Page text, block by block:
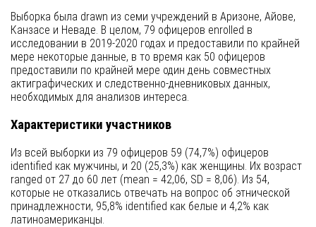
Выборка была drawn из семи учреждений в Аризоне, Айове,
Канзасе и Неваде. В целом, 79 офицеров enrolled в
исследовании в 2019-2020 годах и предоставили по крайней
мере некоторые данные, в то время как 50 офицеров
предоставили по крайней мере один день совместных
актиграфических и следственно-дневниковых данных,
необходимых для анализов интереса.
Характеристики участников
Из всей выборки из 79 офицеров 59 (74,7%) офицеров
identified как мужчины, и 20 (25,3%) как женщины. Их возраст
ranged от 27 до 60 лет (mean = 42,06, SD = 8,06). Из 54,
которые не отказались отвечать на вопрос об этнической
принадлежности, 95,8% identified как белые и 4,2% как
латиноамериканцы.